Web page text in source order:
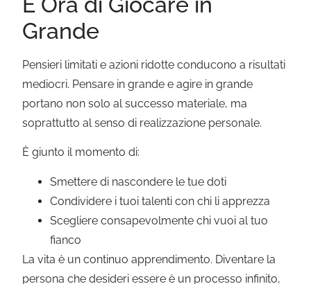
Grande
Pensieri limitati e azioni ridotte conducono a risultati
mediocri. Pensare in grande e agire in grande
portano non solo al successo materiale, ma
soprattutto al senso di realizzazione personale.
È giunto il momento di:
Smettere di nascondere le tue doti
Condividere i tuoi talenti con chi li apprezza
Scegliere consapevolmente chi vuoi al tuo
fianco
La vita è un continuo apprendimento. Diventare la
persona che desideri essere è un processo infinito,